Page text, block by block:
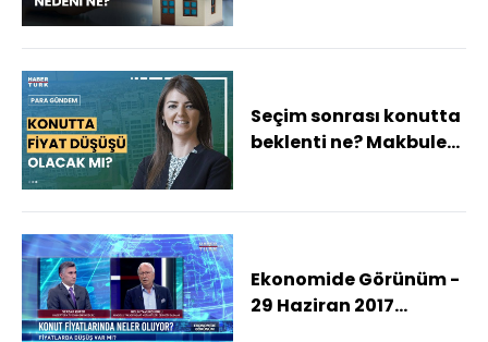
Seçim sonrası konutta
beklenti ne? Makbule
Ekonomide Görünüm -
29 Haziran 2017